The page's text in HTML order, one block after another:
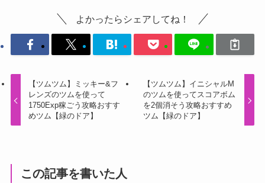
よかったらシェアしてね！
【ツムツム】ミッキー&フ
レンズのツムを使って
1750Exp稼ごう攻略おすす
めツム【緑のドア】
【ツムツム】イニシャルM
のツムを使ってスコアボム
を2個消そう攻略おすすめ
ツム【緑のドア】
この記事を書いた人